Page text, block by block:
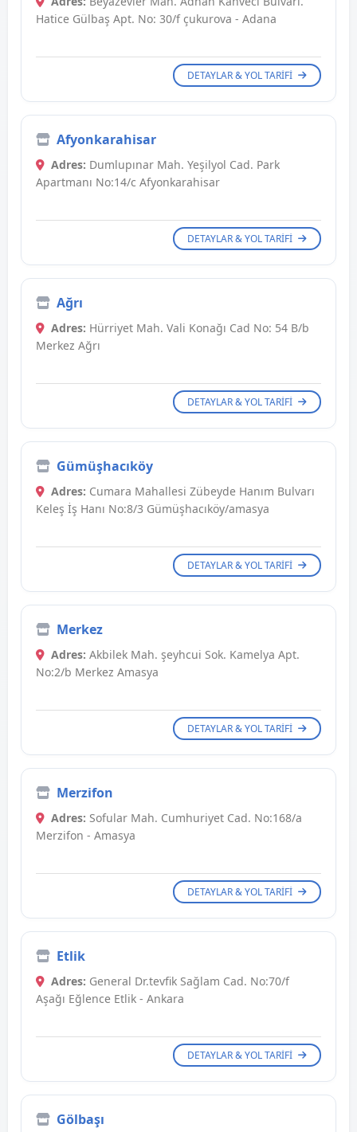
Hatice Gülbaş Apt. No: 30/f çukurova - Adana
DETAYLAR & YOL TARIFI
Afyonkarahisar
Adres: Dumlupınar Mah. Yeşilyol Cad. Park
Apartmanı No:14/c Afyonkarahisar
DETAYLAR & YOL TARIFI
Ağrı
Adres: Hürriyet Mah. Vali Konağı Cad No: 54 B/b
Merkez Ağrı
DETAYLAR & YOL TARIFI
Gümüşhacıköy
Adres: Cumara Mahallesi Zübeyde Hanım Bulvarı
Keleş İş Hanı No:8/3 Gümüşhacıköy/amasya
DETAYLAR & YOL TARIFI
Merkez
Adres: Akbilek Mah. şeyhcui Sok. Kamelya Apt.
No:2/b Merkez Amasya
DETAYLAR & YOL TARIFI
Merzifon
Adres: Sofular Mah. Cumhuriyet Cad. No:168/a
Merzifon - Amasya
DETAYLAR & YOL TARIFI
Etlik
Adres: General Dr.tevfik Sağlam Cad. No:70/f
Aşağı Eğlence Etlik - Ankara
DETAYLAR & YOL TARIFI
Gölbaşı